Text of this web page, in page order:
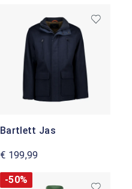
Bartlett Jas
€ 199,99
-50%